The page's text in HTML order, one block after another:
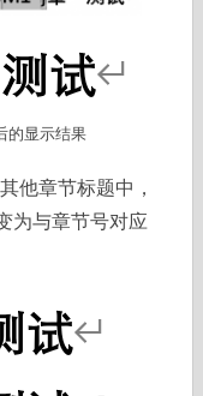
的显示结果
他章节标题中，
为与章节号对应